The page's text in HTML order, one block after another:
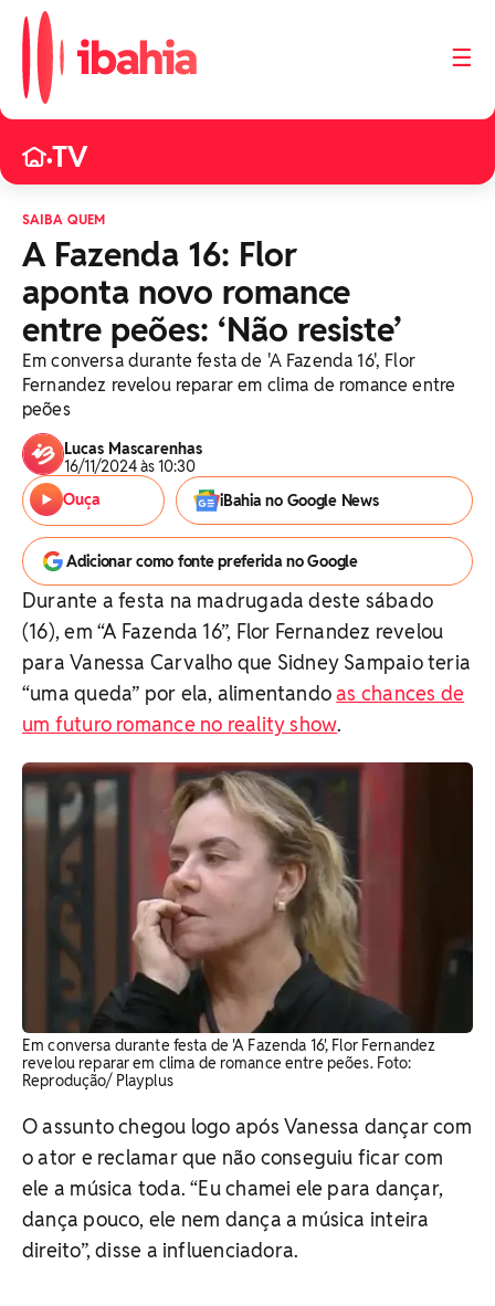
☰
•TV
SAIBA QUEM
A Fazenda 16: Flor
aponta novo romance
entre peões: ‘Não resiste’
Em conversa durante festa de 'A Fazenda 16', Flor
Fernandez revelou reparar em clima de romance entre
peões
Lucas Mascarenhas
16/11/2024 às 10:30
Ouça
iBahia no Google News
Adicionar como fonte preferida no Google
Durante a festa na madrugada deste sábado
(16), em “A Fazenda 16”, Flor Fernandez revelou
para Vanessa Carvalho que Sidney Sampaio teria
“uma queda” por ela, alimentandoas chances de
um futuro romance no reality show.
Em conversa durante festa de 'A Fazenda 16', Flor Fernandez
revelou reparar em clima de romance entre peões. Foto:
Reprodução/ Playplus
O assunto chegou logo após Vanessa dançar com
o ator e reclamar que não conseguiu ficar com
ele a música toda. “Eu chamei ele para dançar,
dança pouco, ele nem dança a música inteira
direito”, disse a influenciadora.